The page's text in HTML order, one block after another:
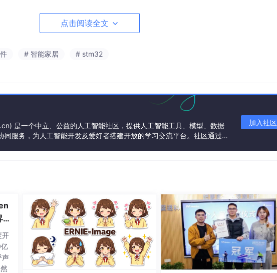
用
块
算
知
点击阅读全文
# 智能家居 # stm32
是一个中立、公益的人工智能社区，提供人工智能工具、模型、数据
同服务，为人工智能开发及爱好者搭建开放的学习交流平台。社区通过理
加入社区
开
声